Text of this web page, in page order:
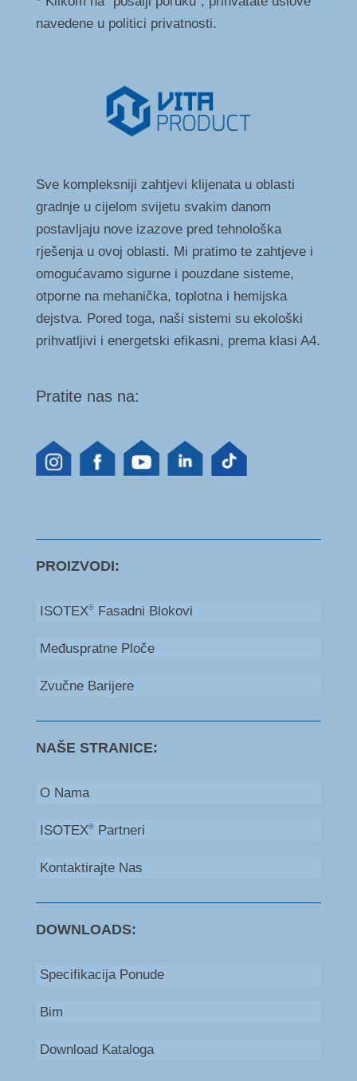
navedene u politici privatnosti.
Sve kompleksniji zahtjevi klijenata u oblasti
gradnje u cijelom svijetu svakim danom
postavljaju nove izazove pred tehnološka
rješenja u ovoj oblasti. Mi pratimo te zahtjeve i
omogućavamo sigurne i pouzdane sisteme,
otporne na mehanička, toplotna i hemijska
dejstva. Pored toga, naši sistemi su ekološki
prihvatljivi i energetski efikasni, prema klasi A4.
Pratite nas na:
PROIZVODI:
ISOTEX®Fasadni Blokovi
Međuspratne Ploče
Zvučne Barijere
NAŠE STRANICE:
O Nama
ISOTEX®Partneri
Kontaktirajte Nas
DOWNLOADS:
Specifikacija Ponude
Bim
Download Kataloga